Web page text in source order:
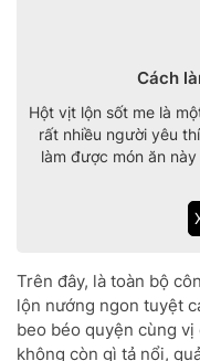
Cách
Hột vịt lộn sốt me là
rất nhiều người yêu
làm được món ăn
Trên đây, là toàn bộ
lộn nướng ngon tuyệt
beo béo quyện cùng
không còn gì tả nổi,